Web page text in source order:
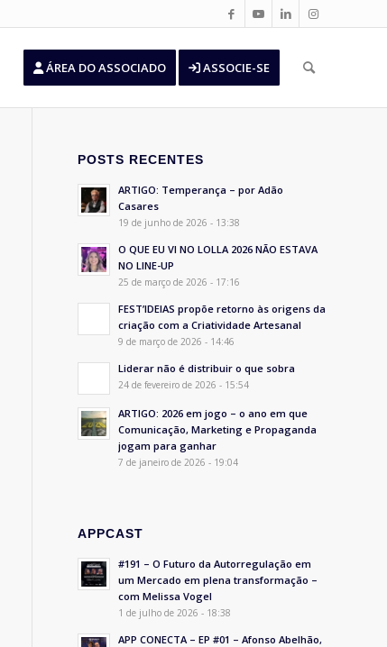
ÁREA DO ASSOCIADO ASSOCIE-SE
POSTS RECENTES
ARTIGO: Temperança – por Adão
Casares
19 de junho de 2026 - 13:38
O QUE EU VI NO LOLLA 2026 NÃO ESTAVA
NO LINE-UP
25 de março de 2026 - 17:16
FEST’IDEIAS propõe retorno às origens da
criação com a Criatividade Artesanal
9 de março de 2026 - 14:46
Liderar não é distribuir o que sobra
24 de fevereiro de 2026 - 15:54
ARTIGO: 2026 em jogo – o ano em que
Comunicação, Marketing e Propaganda
jogam para ganhar
7 de janeiro de 2026 - 19:04
APPCAST
#191 – O Futuro da Autorregulação em
um Mercado em plena transformação –
com Melissa Vogel
1 de julho de 2026 - 18:38
APP CONECTA – EP #01 – Afonso Abelhão,